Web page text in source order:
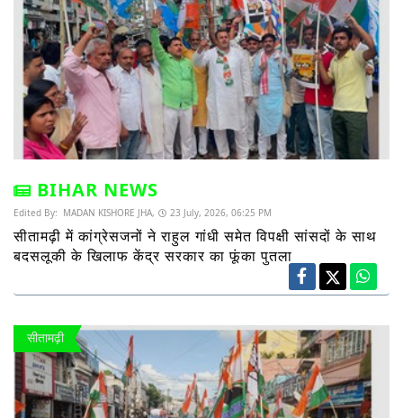
BIHAR NEWS
Edited By: MADAN KISHORE JHA, 23 July, 2026, 06:25 PM
सीतामढ़ी में कांग्रेसजनों ने राहुल गांधी समेत विपक्षी सांसदों के साथ
बदसलूकी के खिलाफ केंद्र सरकार का फूंका पुतला
सीतामढ़ी